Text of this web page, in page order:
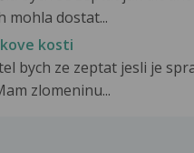
mohla dostat...
kosti
bych ze zeptat jesli je
zlomeninu...